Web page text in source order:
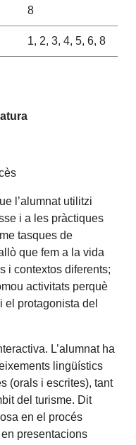
8
1, 2, 3, 4, 5, 6, 8
l’alumnat utilitzi
i a les pràctiques
tasques de
que fem a la vida
i contextos diferents;
activitats perquè
el protagonista del
L’alumnat ha
lingüístics
(orals i escrites), tant
del turisme. Dit
en el procés
presentacions